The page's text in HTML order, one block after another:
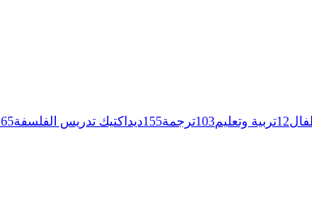
12تربية وتعليم103ترجمة155ديداكتيك تدريس الفلسفة65